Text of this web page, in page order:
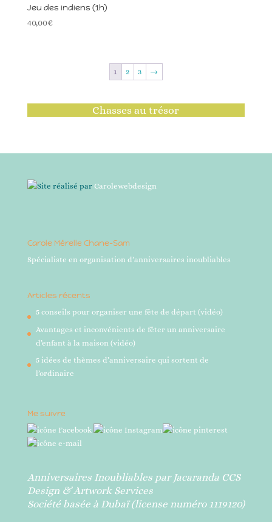
Jeu des indiens (1h)
40,00€
1 2 3 →
Chasses au trésor
Site réalisé par Carolewebdesign
Carole Mérelle Chane-Sam
Spécialiste en organisation d’anniversaires inoubliables
Articles récents
5 conseils pour organiser une fête de départ (vidéo)
Avantages et inconvénients de fêter un anniversaire
d’enfant à la maison (vidéo)
5 idées de thèmes d’anniversaire qui sortent de
l’ordinaire
Me suivre
Anniversaires Inoubliables par Jacaranda CCS
Design & Artwork Services
Société basée à Dubaï (license numéro 1119120)